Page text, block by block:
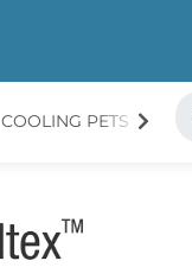
COOLING PETS